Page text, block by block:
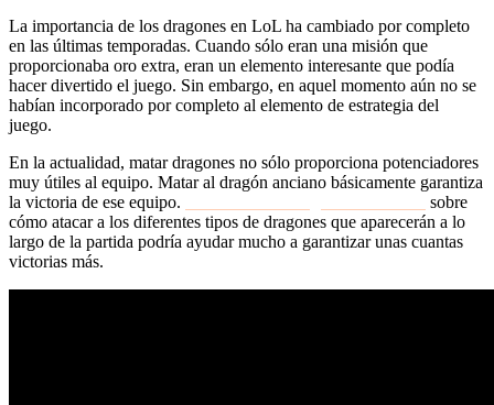
La importancia de los dragones en LoL ha cambiado por completo
en las últimas temporadas. Cuando sólo eran una misión que
proporcionaba oro extra, eran un elemento interesante que podía
hacer divertido el juego. Sin embargo, en aquel momento aún no se
habían incorporado por completo al elemento de estrategia del
juego.
En la actualidad, matar dragones no sólo proporciona potenciadores
muy útiles al equipo. Matar al dragón anciano básicamente garantiza
la victoria de ese equipo.
sobre
cómo atacar a los diferentes tipos de dragones que aparecerán a lo
largo de la partida podría ayudar mucho a garantizar unas cuantas
victorias más.